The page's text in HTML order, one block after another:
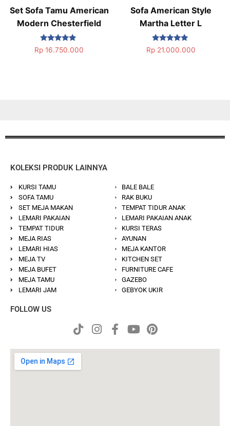
Set Sofa Tamu American
Modern Chesterfield
Dinilai
5.00
Rp 16.750.000
Sofa American Style
Martha Letter L
Dinilai
5.00
Rp21.000.000
KOLEKSI PRODUK LAINNYA
KURSI TAMU
SOFA TAMU
SET MEJA MAKAN
LEMARI PAKAIAN
TEMPAT TIDUR
MEJA RIAS
LEMARI HIAS
MEJA TV
MEJA BUFET
MEJA TAMU
LEMARI JAM
BALE BALE
RAK BUKU
TEMPAT TIDUR ANAK
LEMARI PAKAIAN ANAK
KURSI TERAS
AYUNAN
MEJA KANTOR
KITCHEN SET
FURNITURE CAFE
GAZEBO
GEBYOK UKIR
FOLLOW US